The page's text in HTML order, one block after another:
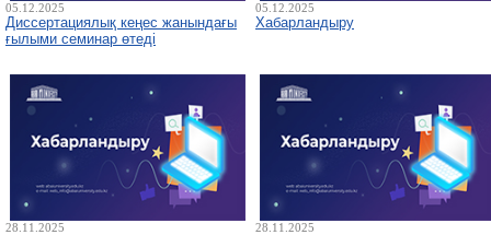
05.12.2025
Диссертациялық кеңес жанындағы
ғылыми семинар өтеді
05.12.2025
Хабарландыру
28.11.2025 28.11.2025